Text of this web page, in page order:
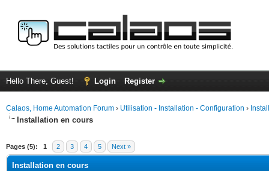
Hello There, Guest! Login Register
Calaos, Home Automation Forum › Utilisation - Installation - Configuration ›
Installation en cours
Pages (5): 1 2 3 4 5 Next »
Installation en cours